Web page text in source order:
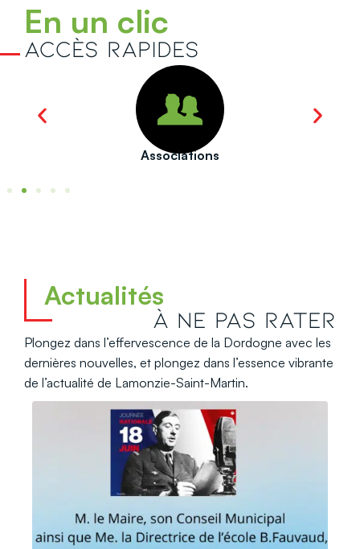
En un clic
Accès rapides
Commerces & artisans
Actualités
À ne pas rater
Plongez dans l’effervescence de la Dordogne avec les
dernières nouvelles, et plongez dans l’essence vibrante
de l’actualité de Lamonzie-Saint-Martin.